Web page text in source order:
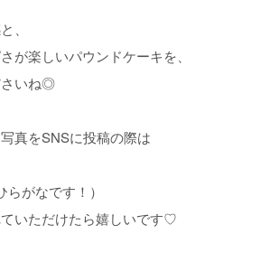
、
が楽しいパウンドケーキを、
さいね◎
真をSNSに投稿の際は
らがなです！）
いただけたら嬉しいです♡